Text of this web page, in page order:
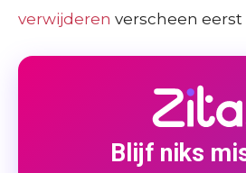
verwijderen verscheen eerst
Blijf niks